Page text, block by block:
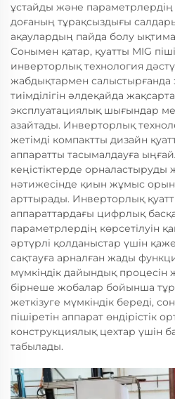
ұстайды және
доғаның тұрақсыздығы
ақаулардың пайда болу
Сонымен қатар, қуатты MIG
инверторлық технология
жабдықтармен салыстырғанда
тиімділігін әлдеқайда
эксплуатациялық шығындар
азайтады. Инверторлық
жетімді компактты дизайн
аппаратты тасымалдауға
кеңістіктерде орналастыруды
нәтижесінде қиын жұмыс
арттырады. Инверторлық
аппараттардағы цифрлық
параметрлердің көрсетілуін
әртүрлі қолданыстар үшін
сақтауға арналған жады
мүмкіндік дайындық процесін
бірнеше жобалар бойынша
жеткізуге мүмкіндік береді,
пішіретін аппарат өндірістік
конструкциялық цехтар үшін
табылады.